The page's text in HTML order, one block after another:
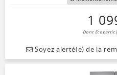
1
Dont
Soyez alerté(e) de la